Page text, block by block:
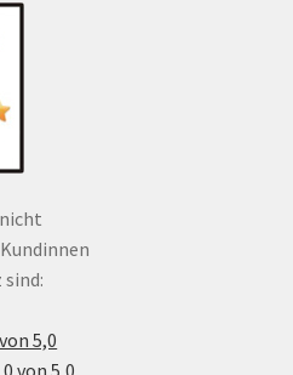
5,0
von 5,0